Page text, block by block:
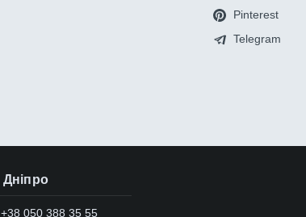
Pinterest
Telegram
Дніпро
+38 050 388 35 55